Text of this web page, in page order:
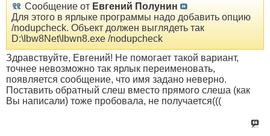
Сообщение от Евгений Полунин
Для этого в ярлыке программы надо добавить опцию
/nodupcheck. Объект должен выглядеть так
D:\Ibw8Net\Ibwn8.exe /nodupcheck
Здравствуйте, Евгений! Не помогает такой вариант,
точнее невозможно так ярлык переименовать,
появляется сообщение, что имя задано неверно.
Поставить обратный слеш вместо прямого слеша (как
Вы написали) тоже пробовала, не получается(((